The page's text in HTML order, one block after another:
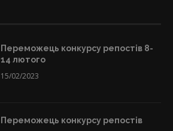
Переможець конкурсу репостів 8-
14 лютого
15/02/2023
Переможець конкурсу репостів